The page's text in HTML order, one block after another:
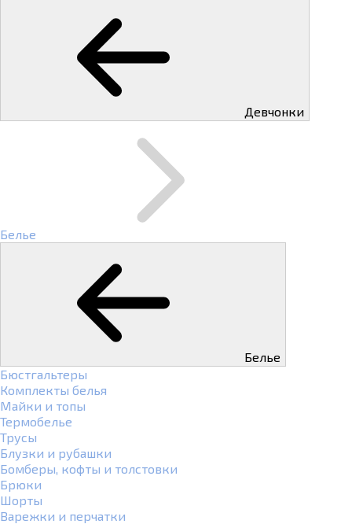
Девчонки
Белье
Белье
Бюстгальтеры
Комплекты белья
Майки и топы
Термобелье
Трусы
Блузки и рубашки
Бомберы, кофты и толстовки
Брюки
Шорты
Варежки и перчатки